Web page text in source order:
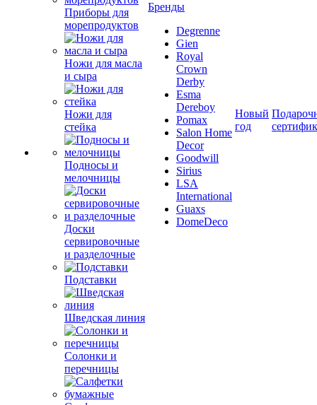
Приборы для
морепродуктов
Ножи для масла
и сыра
Ножи для
стейка
Подносы и
мелочницы
Доски
сервировочные
и разделочные
Подставки
Шведская линия
Солонки и
перечницы
Бренды
Degrenne
Gien
Royal
Crown
Derby
Esma
Dereboy
Pomax
Salon Home
Decor
Goodwill
Sirius
LSA
International
Guaxs
DomeDeco
Новый
год